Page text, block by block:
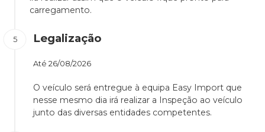
carregamento.
Legalização
Até 26/08/2026
O veículo será entregue à equipa Easy Import que
nesse mesmo dia irá realizar a Inspeção ao veículo
junto das diversas entidades competentes.